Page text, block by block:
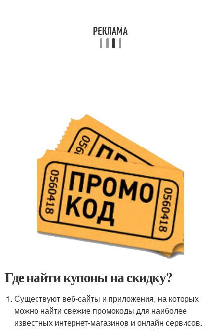
Где найти купоны на скидку?
Существуют веб-сайты и приложения, на которых
можно найти свежие промокоды для наиболее
известных интернет-магазинов и онлайн сервисов.